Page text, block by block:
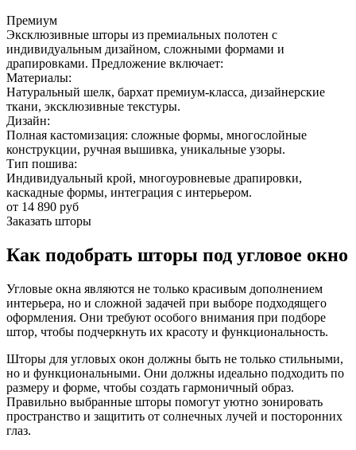
Премиум
Эксклюзивные шторы из премиальных полотен с
индивидуальным дизайном, сложными формами и
драпировками. Предложение включает:
Материалы:
Натуральный шелк, бархат премиум-класса, дизайнерские
ткани, эксклюзивные текстуры.
Дизайн:
Полная кастомизация: сложные формы, многослойные
конструкции, ручная вышивка, уникальные узоры.
Тип пошива:
Индивидуальный крой, многоуровневые драпировки,
каскадные формы, интеграция с интерьером.
от 14 890 руб
Заказать шторы
Как подобрать шторы под угловое окно
Угловые окна являются не только красивым дополнением
интерьера, но и сложной задачей при выборе подходящего
оформления. Они требуют особого внимания при подборе
штор, чтобы подчеркнуть их красоту и функциональность.
Шторы для угловых окон должны быть не только стильными,
но и функциональными. Они должны идеально подходить по
размеру и форме, чтобы создать гармоничный образ.
Правильно выбранные шторы помогут уютно зонировать
пространство и защитить от солнечных лучей и посторонних
глаз.